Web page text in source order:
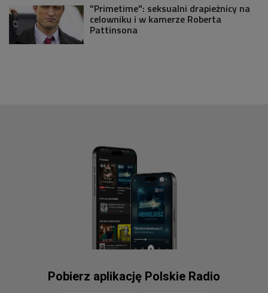
"Primetime": seksualni drapieżnicy na
celowniku i w kamerze Roberta
Pattinsona
Pobierz aplikację Polskie Radio